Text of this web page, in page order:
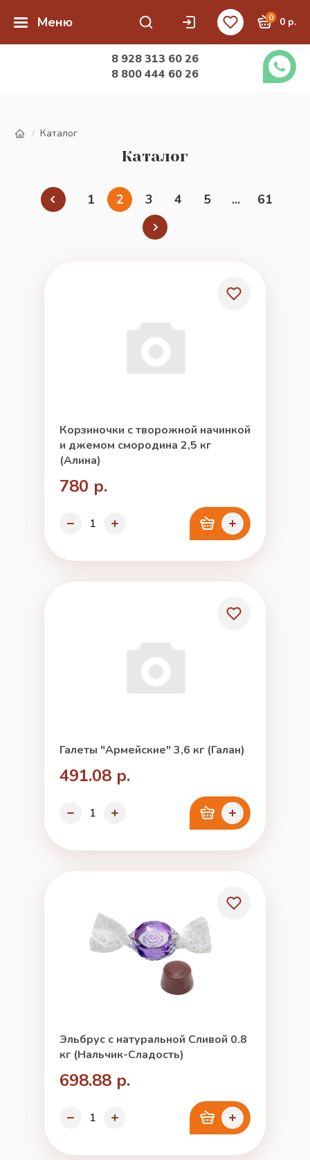
Меню 0 0 р.
8 928 313 60 26
8 800 444 60 26
/ Каталог
Каталог
1 2 3 4 5 ... 61
Корзиночки с творожной начинкой
и джемом смородина 2,5 кг
(Алина)
780 р.
Галеты "Армейские" 3,6 кг (Галан)
491.08 р.
Эльбрус с натуральной Сливой 0.8
кг (Нальчик-Сладость)
698.88 р.